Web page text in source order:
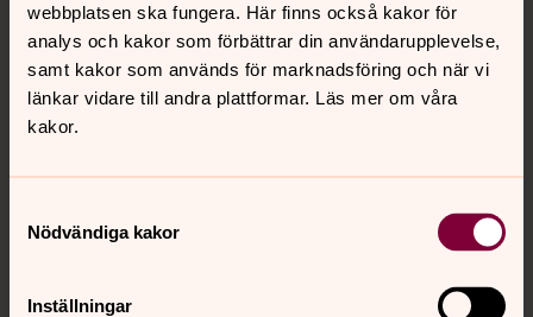
webbplatsen ska fungera. Här finns också kakor för
analys och kakor som förbättrar din användarupplevelse,
samt kakor som används för marknadsföring och när vi
länkar vidare till andra plattformar. Läs mer om våra
kakor.
Nödvändiga kakor
Inställningar
Kontakt